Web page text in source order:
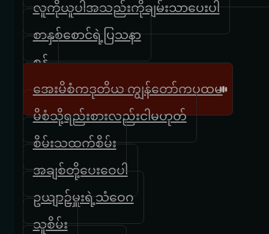
လူကိုယူပါအသည်းကိုချမ်းသာပေးပါ
စာနှစ်စောင်ရဲ့ပြသနာ
စွန်
အေးမိစံကဒုတိယ ကျွန်တော်ကပထမ
မိစံသို့ရည်းစားလည်းငါမဟုတ်
စိမ်းသထက်စိမ်း
အချစ်တို့ပေးဝေပါ
ဥယျာဉ်မှူးရဲ့သံဝေဂ
သူစိမ်း